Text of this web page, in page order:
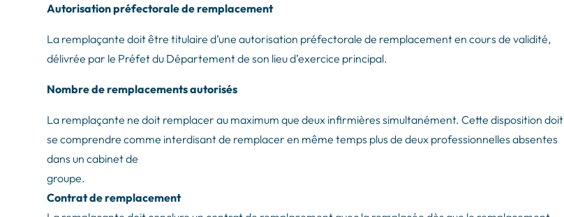
Autorisation préfectorale de remplacement
La remplaçante doit être titulaire d’une autorisation préfectorale de remplacement en cours de validité,
délivrée par le Préfet du Département de son lieu d’exercice principal.
Nombre de remplacements autorisés
La remplaçante ne doit remplacer au maximum que deux infirmières simultanément. Cette disposition doit
se comprendre comme interdisant de remplacer en même temps plus de deux professionnelles absentes
dans un cabinet de
groupe.
Contrat de remplacement